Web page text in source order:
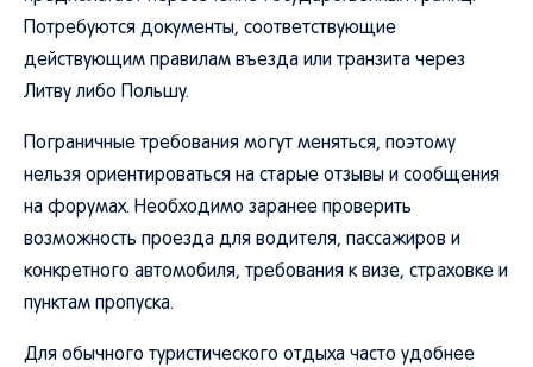
Потребуются документы, соответствующие
действующим правилам въезда или транзита через
Литву либо Польшу.
Пограничные требования могут меняться, поэтому
нельзя ориентироваться на старые отзывы и сообщения
на форумах. Необходимо заранее проверить
возможность проезда для водителя, пассажиров и
конкретного автомобиля, требования к визе, страховке и
пунктам пропуска.
Для обычного туристического отдыха часто удобнее